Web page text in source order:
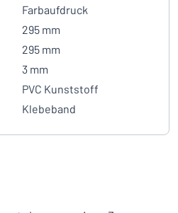
Farbaufdruck
295 mm
295 mm
3 mm
PVC Kunststoff
Klebeband